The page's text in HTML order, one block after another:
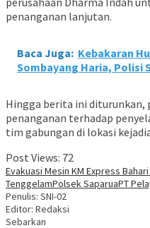
penanganan lanjutan.
Baca Juga: Kebakaran
Sombayang Haria, Polisi
Hingga berita ini diturunkan,
penanganan terhadap
tim gabungan di lokasi
Post Views: 72
Evakuasi Mesin KM Express
TenggelamPolsek SaparuaPT
Penulis: SNI-02
Editor: Redaksi
Sebarkan